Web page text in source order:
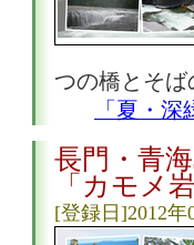
つの橋とそば
「夏・
長門・青
「カモメ
[登録日]2012年